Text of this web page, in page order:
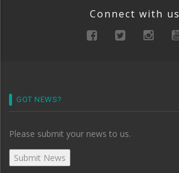
Connect with us
GOT NEWS?
Please submit your news to us.